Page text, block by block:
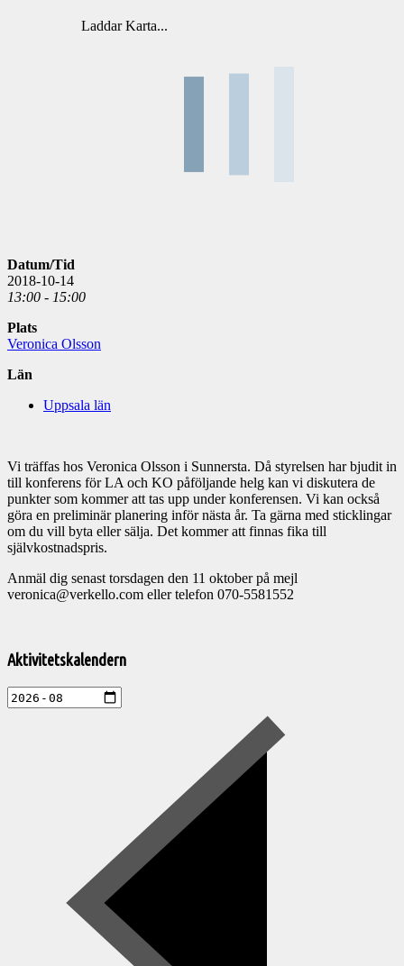
Laddar Karta...
Datum/Tid
2018-10-14
13:00 - 15:00
Plats
Veronica Olsson
Län
Uppsala län
Vi träffas hos Veronica Olsson i Sunnersta. Då styrelsen har bjudit in
till konferens för LA och KO påföljande helg kan vi diskutera de
punkter som kommer att tas upp under konferensen. Vi kan också
göra en preliminär planering inför nästa år. Ta gärna med sticklingar
om du vill byta eller sälja. Det kommer att finnas fika till
självkostnadspris.
Anmäl dig senast torsdagen den 11 oktober på mejl
veronica@verkello.com eller telefon 070-5581552
till
aktiviteter
Aktivitetskalendern